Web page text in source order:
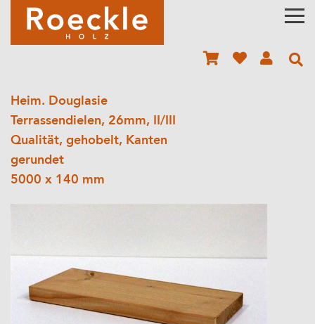
Heim. Douglasie
Terrassendielen, 26mm, II/III
Qualität, gehobelt, Kanten
gerundet
5000 x 140 mm